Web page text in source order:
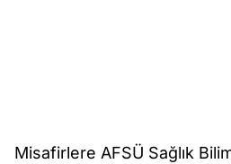
Misafirlere AFSÜ Sağlık